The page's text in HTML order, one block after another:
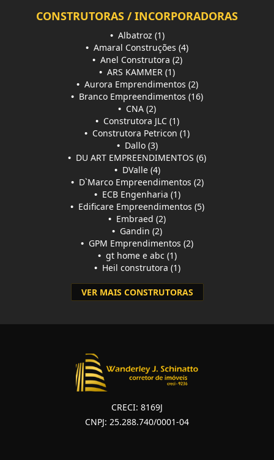
CONSTRUTORAS / INCORPORADORAS
• Albatroz (1)
• Amaral Construções (4)
• Anel Construtora (2)
• ARS KAMMER (1)
• Aurora Emprendimentos (2)
• Branco Empreendimentos (16)
• CNA (2)
• Construtora JLC (1)
• Construtora Petricon (1)
• Dallo (3)
• DU ART EMPREENDIMENTOS (6)
• DValle (4)
• D`Marco Empreendimentos (2)
• ECB Engenharia (1)
• Edificare Empreendimentos (5)
• Embraed (2)
• Gandin (2)
• GPM Emprendimentos (2)
• gt home e abc (1)
• Heil construtora (1)
VER MAIS CONSTRUTORAS
CRECI: 8169J
CNPJ: 25.288.740/0001-04